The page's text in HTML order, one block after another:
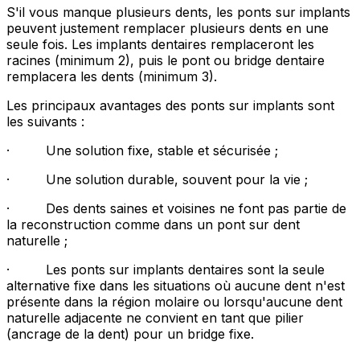
S'il vous manque plusieurs dents, les ponts sur implants
peuvent justement remplacer plusieurs dents en une
seule fois. Les implants dentaires remplaceront les
racines (minimum 2), puis le pont ou bridge dentaire
remplacera les dents (minimum 3).
Les principaux avantages des ponts sur implants sont
les suivants :
· Une solution fixe, stable et sécurisée ;
· Une solution durable, souvent pour la vie ;
· Des dents saines et voisines ne font pas partie de
la reconstruction comme dans un pont sur dent
naturelle ;
· Les ponts sur implants dentaires sont la seule
alternative fixe dans les situations où aucune dent n'est
présente dans la région molaire ou lorsqu'aucune dent
naturelle adjacente ne convient en tant que pilier
(ancrage de la dent) pour un bridge fixe.